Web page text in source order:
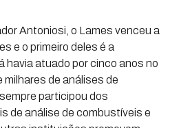
Antoniosi, o Lames venceu a
e o primeiro deles é a
havia atuado por cinco anos no
milhares de análises de
participou dos
de análise de combustíveis e